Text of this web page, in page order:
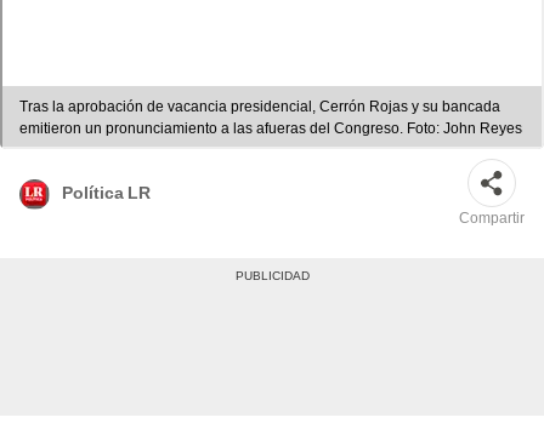
Tras la aprobación de vacancia presidencial, Cerrón Rojas y su bancada
emitieron un pronunciamiento a las afueras del Congreso. Foto: John Reyes
Política LR
Compartir